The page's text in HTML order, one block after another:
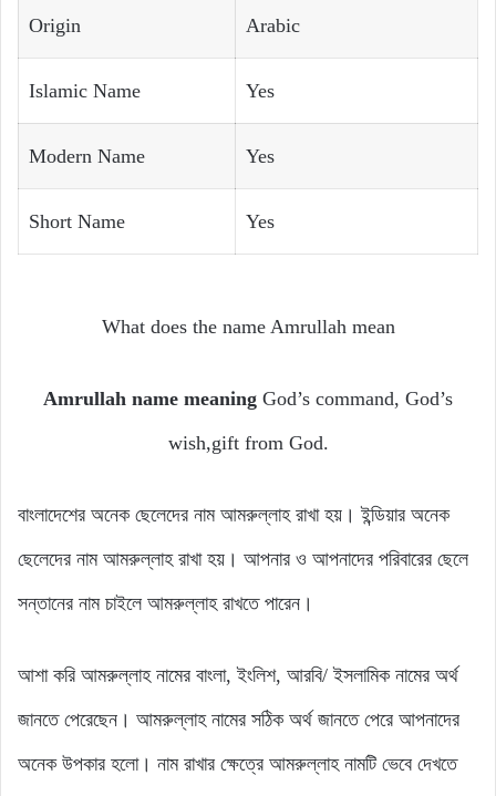
Origin Arabic
Islamic Name Yes
Modern Name Yes
Short Name Yes
What does the name Amrullah mean
Amrullah name meaning God’s command, God’s
wish,gift from God.
বাংলাদেশের অনেক ছেলেদের নাম আমরুল্লাহ রাখা হয়। ইন্ডিয়ার অনেক
ছেলেদের নাম আমরুল্লাহ রাখা হয়। আপনার ও আপনাদের পরিবারের ছেলে
সন্তানের নাম চাইলে আমরুল্লাহ রাখতে পারেন।
আশা করি আমরুল্লাহ নামের বাংলা, ইংলিশ, আরবি/ ইসলামিক নামের অর্থ
জানতে পেরেছেন। আমরুল্লাহ নামের সঠিক অর্থ জানতে পেরে আপনাদের
অনেক উপকার হলো। নাম রাখার ক্ষেত্রে আমরুল্লাহ নামটি ভেবে দেখতে